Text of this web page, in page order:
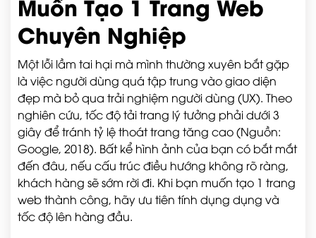
Muốn Tạo 1 Trang Web
Chuyên Nghiệp
Một lỗi lầm tai hại mà mình thường xuyên bắt gặp
là việc người dùng quá tập trung vào giao diện
đẹp mà bỏ qua trải nghiệm người dùng (UX). Theo
nghiên cứu, tốc độ tải trang lý tưởng phải dưới 3
giây để tránh tỷ lệ thoát trang tăng cao (Nguồn:
Google, 2018). Bất kể hình ảnh của bạn có bắt mắt
đến đâu, nếu cấu trúc điều hướng không rõ ràng,
khách hàng sẽ sớm rời đi. Khi bạn muốn tạo 1 trang
web thành công, hãy ưu tiên tính dụng dụng và
tốc độ lên hàng đầu.